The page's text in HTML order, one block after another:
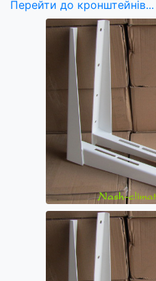
Перейти до кронштейнів...